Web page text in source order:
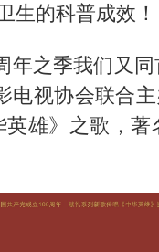
生的科普成效！
之季我们又同
电视协会联合
雄》之歌，